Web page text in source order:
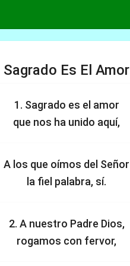
Sagrado Es El Amor
1. Sagrado es el amor
que nos ha unido aquí,
A los que oímos del Señor
la fiel palabra, sí.
2. A nuestro Padre Dios,
rogamos con fervor,